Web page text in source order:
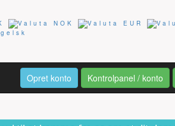
Opret konto Kontrolpanel / konto